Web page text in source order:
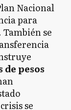
Nacional
para
También se
pesos
se